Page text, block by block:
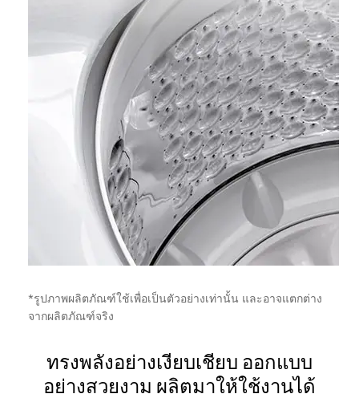
*รูปภาพผลิตภัณฑ์ใช้เพื่อเป็นตัวอย่างเท่านั้น และอาจแตกต่าง
จากผลิตภัณฑ์จริง
ทรงพลังอย่างเงียบเชียบ ออกแบบ
อย่างสวยงาม ผลิตมาให้ใช้งานได้